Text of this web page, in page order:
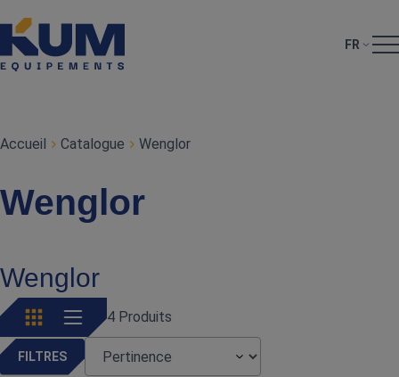
FR
Accueil Catalogue Wenglor
Wenglor
Wenglor
4 Produits
FILTRES